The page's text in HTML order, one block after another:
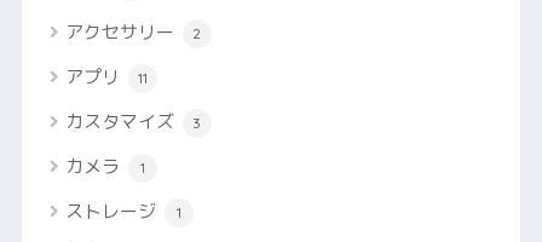
アクセサリー 2
アプリ 11
カスタマイズ 3
カメラ 1
ストレージ 1